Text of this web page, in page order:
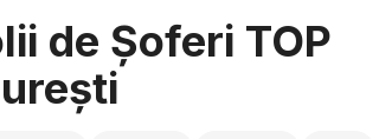
de Șoferi TOP